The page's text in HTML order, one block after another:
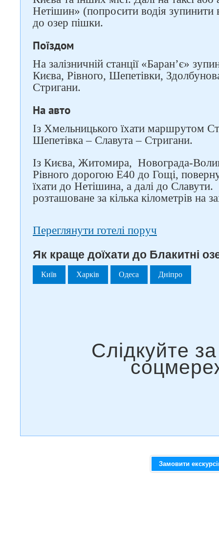
Нетішин» (попросити водія зупинити
до озер пішки.
Поїздом
На залізничній станції «Баран’є»
Києва, Рівного, Шепетівки,
Стригани.
На авто
Із Хмельницького їхати маршрутом
Шепетівка – Славута – Стригани.
Із Києва, Житомира, Новограда-
Рівного дорогою Е40 до Гощі,
їхати до Нетішина, а далі до
розташоване за кілька кілометрів на
Переглянути готелі поруч
Як краще доїхати до Блакитні
Київ Харків Одеса Дніпро
Замовити